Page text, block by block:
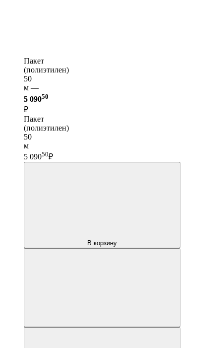
Пакет
(полиэтилен)
50
м —
5 09050
₽
Пакет
(полиэтилен)
50
м
5 09050₽
В корзину